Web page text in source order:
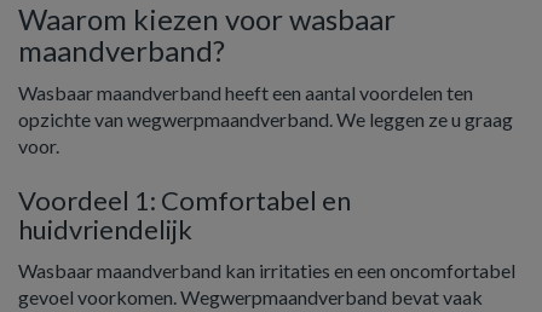
Waarom kiezen voor wasbaar
maandverband?
Wasbaar maandverband heeft een aantal voordelen ten
opzichte van wegwerpmaandverband. We leggen ze u graag
voor.
Voordeel 1: Comfortabel en
huidvriendelijk
Wasbaar maandverband kan irritaties en een oncomfortabel
gevoel voorkomen. Wegwerpmaandverband bevat vaak